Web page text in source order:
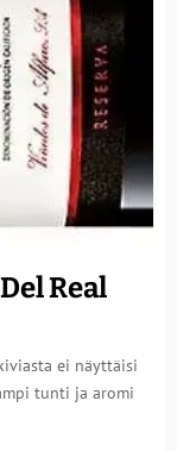
Real
ei näyttäisi
tunti ja aromi